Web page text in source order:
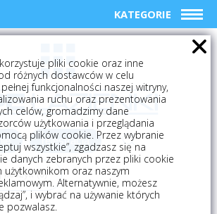
KATEGORIE
rejestracja
koszyk (0)
pliki cookie oraz inne
różnych dostawców w celu
funkcjonalności naszej witryny,
ruchu oraz prezentowania
celów, gromadzimy dane
użytkowania i przeglądania
plików cookie. Przez wybranie
wszystkie”, zgadzasz się na
danych zebranych przez pliki cookie
użytkownikom oraz naszym
Alternatywnie, możesz
i wybrać na używanie których
pozwalasz.